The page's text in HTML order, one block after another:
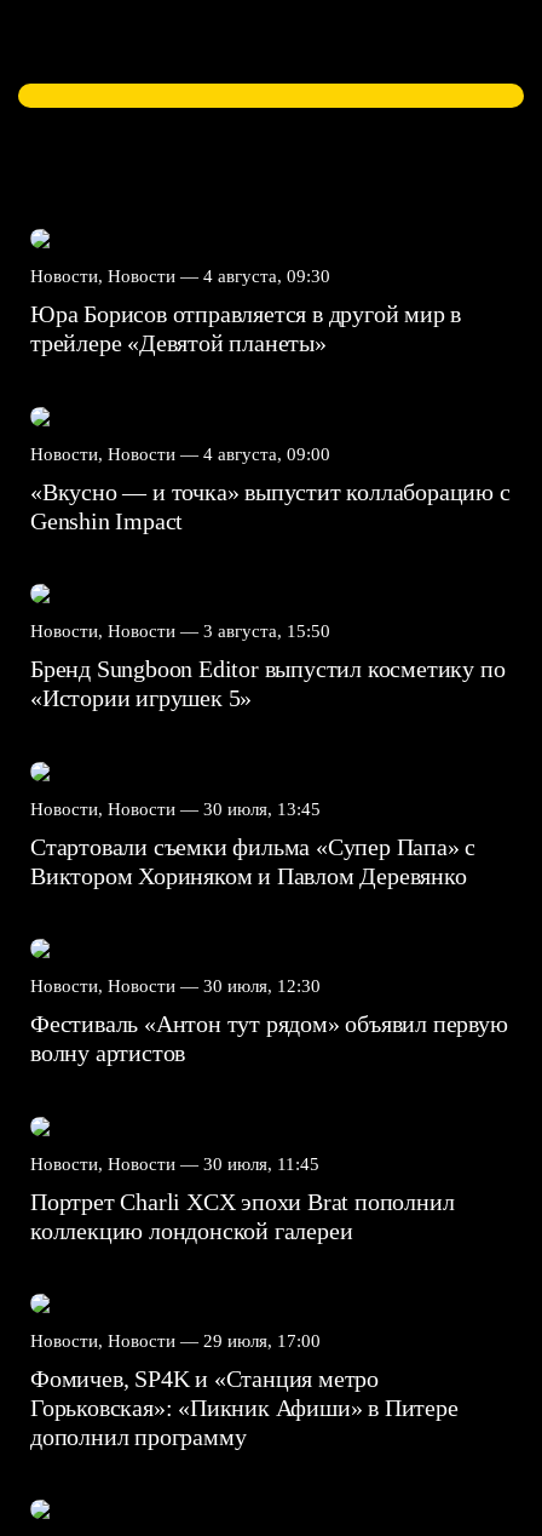
Новости, Новости — 4 августа, 09:30
Юра Борисов отправляется в другой мир в
трейлере «Девятой планеты»
Новости, Новости — 4 августа, 09:00
«Вкусно — и точка» выпустит коллаборацию с
Genshin Impact⁠⁠
Новости, Новости — 3 августа, 15:50
Бренд Sungboon Editor выпустил косметику по
«Истории игрушек 5»
Новости, Новости — 30 июля, 13:45
Стартовали съемки фильма «Супер Папа» с
Виктором Хориняком и Павлом Деревянко
Новости, Новости — 30 июля, 12:30
Фестиваль «Антон тут рядом» объявил первую
волну артистов
Новости, Новости — 30 июля, 11:45
Портрет Charli XCX эпохи Brat пополнил
коллекцию лондонской галереи
Новости, Новости — 29 июля, 17:00
Фомичев, SP4K и «Станция метро
Горьковская»: «Пикник Афиши» в Питере
дополнил программу